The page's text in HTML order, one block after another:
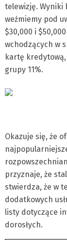
telewizję. Wyniki
weźmiemy pod
$30,000 i
wchodzących w
kartę
grupy 11%.
Okazuje się, że
przyznaje, że
stwierdza, że w
dodatkowych
listy dotyczące
dorosłych.